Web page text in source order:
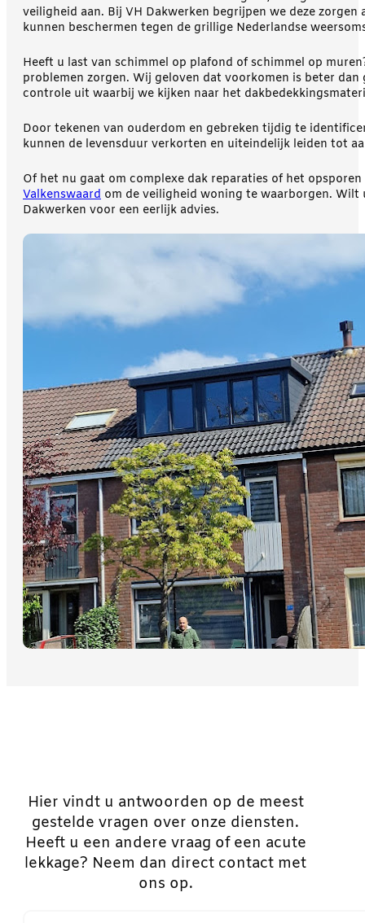
veiligheid aan. Bij VH Dakwerken begrijpen we deze
kunnen beschermen tegen de grillige Nederlandse
Heeft u last van schimmel op plafond of schimmel op
problemen zorgen. Wij geloven dat voorkomen is beter
controle uit waarbij we kijken naar het
Door tekenen van ouderdom en gebreken tijdig te
kunnen de levensduur verkorten en uiteindelijk leiden tot
Of het nu gaat om complexe dak reparaties of het
Valkenswaard om de veiligheid woning te waarborgen. Wilt
Dakwerken voor een eerlijk advies.
Hier vindt u antwoorden op de meest
gestelde vragen over onze diensten.
Heeft u een andere vraag of een acute
lekkage? Neem dan direct contact met
ons op.